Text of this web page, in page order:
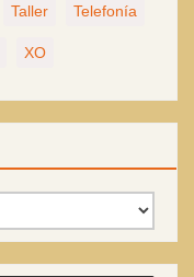
Taller Telefonía
XO